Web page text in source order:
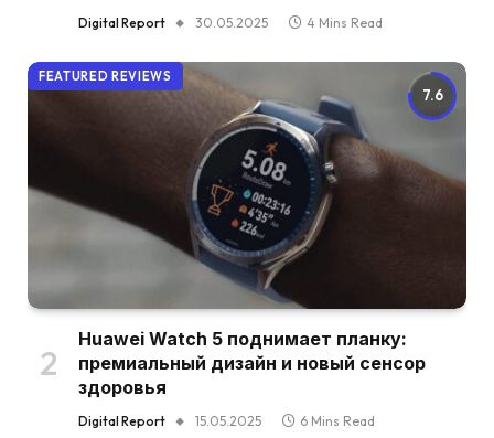
Digital Report 30.05.2025 4 Mins Read
7.6
FEATURED REVIEWS
Huawei Watch 5 поднимает планку:
премиальный дизайн и новый сенсор
здоровья
Digital Report 15.05.2025 6 Mins Read